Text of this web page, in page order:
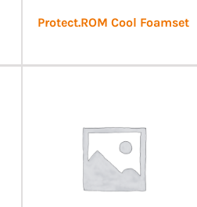
Protect.ROM Cool Foamset